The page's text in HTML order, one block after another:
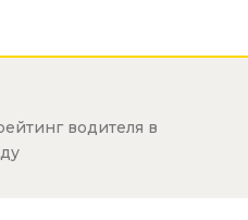
водителя в